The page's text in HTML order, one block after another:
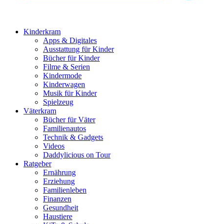
Kinderkram
Apps & Digitales
Ausstattung für Kinder
Bücher für Kinder
Filme & Serien
Kindermode
Kinderwagen
Musik für Kinder
Spielzeug
Väterkram
Bücher für Väter
Familienautos
Technik & Gadgets
Videos
Daddylicious on Tour
Ratgeber
Ernährung
Erziehung
Familienleben
Finanzen
Gesundheit
Haustiere